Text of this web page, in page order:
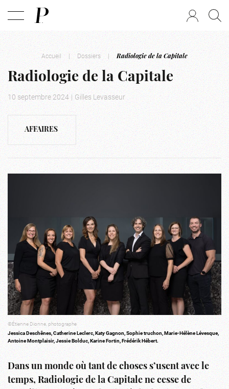
Accueil | Dossiers | Radiologie de la Capitale
Radiologie de la Capitale
10 septembre 2024 | Gilles Levasseur
AFFAIRES
©Étienne Dionne, photographe
Jessica Deschênes, Catherine Leclerc, Katy Gagnon, Sophie truchon, Marie-Hélène Lévesque,
Antoine Montplaisir, Jessie Bolduc, Karine Fortin, Frédérik Hébert.
Dans un monde où tant de choses s’usent avec le
temps, Radiologie de la Capitale ne cesse de